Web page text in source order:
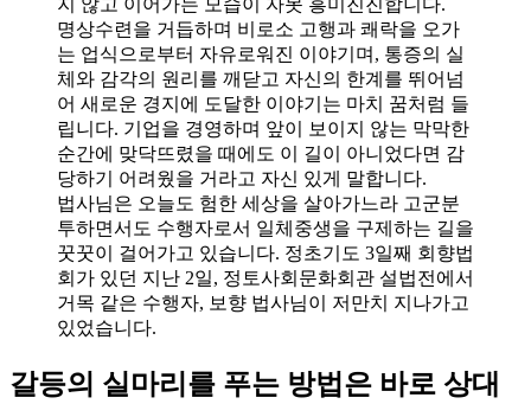
명상수련을 거듭하며 비로소 고행과 쾌락을 오가
는 업식으로부터 자유로워진 이야기며, 통증의 실
체와 감각의 원리를 깨닫고 자신의 한계를 뛰어넘
어 새로운 경지에 도달한 이야기는 마치 꿈처럼 들
립니다. 기업을 경영하며 앞이 보이지 않는 막막한
순간에 맞닥뜨렸을 때에도 이 길이 아니었다면 감
당하기 어려웠을 거라고 자신 있게 말합니다.
법사님은 오늘도 험한 세상을 살아가느라 고군분
투하면서도 수행자로서 일체중생을 구제하는 길을
꿋꿋이 걸어가고 있습니다. 정초기도 3일째 회향법
회가 있던 지난 2일, 정토사회문화회관 설법전에서
거목 같은 수행자, 보향 법사님이 저만치 지나가고
있었습니다.
갈등의 실마리를 푸는 방법은 바로 상대